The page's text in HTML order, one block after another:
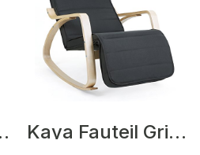
Kaya Fauteil Grijs,Beige